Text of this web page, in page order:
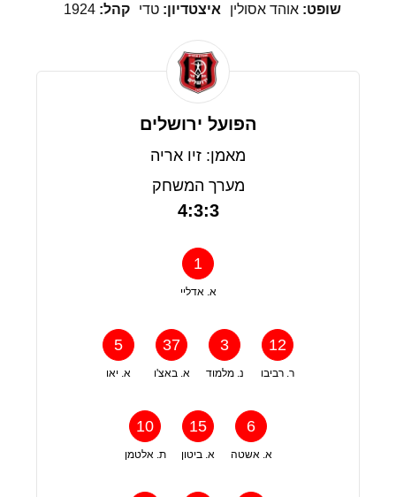
שופט: אוהד אסולין איצטדיון: טדי קהל: 1924
הפועל ירושלים
מאמן: זיו אריה
מערך המשחק
4:3:3
1
א. אדליי
5
א. יאו
37
א. באצ'ו
3
נ. מלמוד
12
ר. רביבו
10
ת. אלטמן
15
א. ביטון
6
א. אשטה